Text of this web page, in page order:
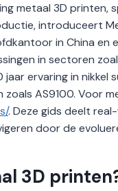
metaal 3D printen,
introduceert
in China en
in sectoren
ervaring in nikkel
AS9100. Voor
. Deze gids deelt
door de
3D